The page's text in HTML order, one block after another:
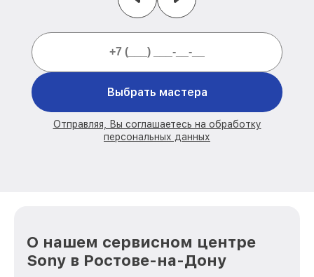
Выбрать мастера
Отправляя, Вы соглашаетесь на обработку
персональных данных
О нашем сервисном центре
Sony в Ростове-на-Дону